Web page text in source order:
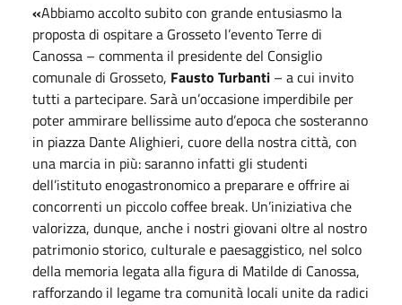
«Abbiamo accolto subito con grande entusiasmo la
proposta di ospitare a Grosseto l’evento Terre di
Canossa – commenta il presidente del Consiglio
comunale di Grosseto, Fausto Turbanti – a cui invito
tutti a partecipare. Sarà un’occasione imperdibile per
poter ammirare bellissime auto d’epoca che sosteranno
in piazza Dante Alighieri, cuore della nostra città, con
una marcia in più: saranno infatti gli studenti
dell’istituto enogastronomico a preparare e offrire ai
concorrenti un piccolo coffee break. Un’iniziativa che
valorizza, dunque, anche i nostri giovani oltre al nostro
patrimonio storico, culturale e paesaggistico, nel solco
della memoria legata alla figura di Matilde di Canossa,
rafforzando il legame tra comunità locali unite da radici